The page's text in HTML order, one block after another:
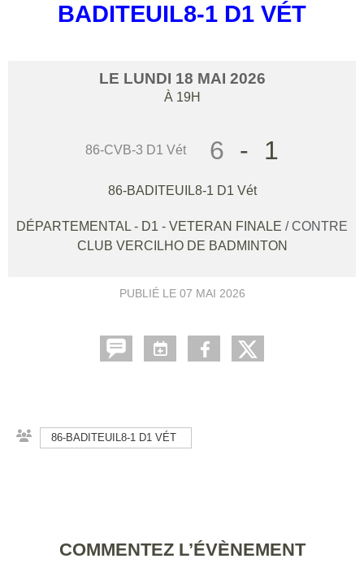
BADITEUIL8-1 D1 VÉT
LE LUNDI 18 MAI 2026
À 19H
86-CVB-3 D1 Vét 6 - 1
86-BADITEUIL8-1 D1 Vét
DÉPARTEMENTAL - D1 - VETERAN FINALE / CONTRE
CLUB VERCILHO DE BADMINTON
PUBLIÉ LE 07 MAI 2026
86-BADITEUIL8-1 D1 VÉT
COMMENTEZ L’ÉVÈNEMENT